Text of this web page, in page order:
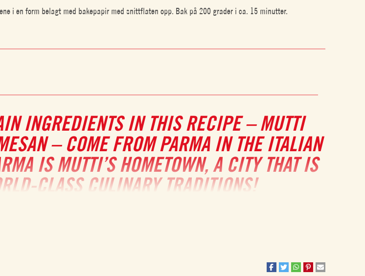
i en form belagt med bakepapir med snittflaten opp. Bak på 200 grader i ca. 15 minutter.
INGREDIENTS IN THIS RECIPE – MUTTI
– COME FROM PARMA IN THE ITALIAN
IS MUTTI’S HOMETOWN, A CITY THAT IS
CLASS CULINARY TRADITIONS!